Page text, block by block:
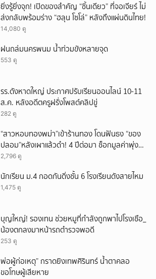
ยิ่งรู้ยิ่งจุก! เปิดของสำคัญ “ชิ้นเดียว” ที่จอเจียร์ ไม่
ส่งกลับพร้อมร่าง “ฮลุน โซโล่” หลังถึงแผ่นดินไทย!
14,080 ดู
ฝนถล่มนครพนม น้ำท่วมขังหลายจุด
553 ดู
รร.ดังหาดใหญ่ ประกาศปรับเรียนออนไลน์ 10-11
ส.ค. หลังอดีตครูฝรั่งโพสต์คลิปขู่
282 ดู
“สาวหอบทองพม่า”เข้าร้านทอง โดนฟันธง “ของ
ปลอม”หลังเผาแล้วดำ! 4 ปีต่อมา ช็อกมูลค่าพุ่ง
มหาศาล!
2,796 ดู
นักเรียน ม.4 กอดกันดิ่งชั้น 6 โรงเรียนดังสายไหม
1,475 ดู
บุญใหญ่! รองเทน ช่วยหมูที่กำลังถูกพาไปโรงเชือ_
น้องตกลงมาหน้ารถตำรวจพอดี
253 ดู
พ่อผู้ก่อเหตุ” กราดยิงเทพศิรินทร์ น้ำตาคลอ
ขอโทษผู้เสียหาย